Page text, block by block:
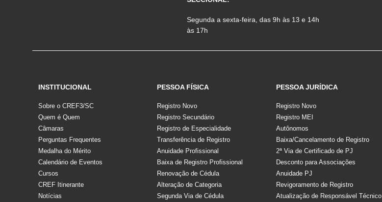
Segunda a sexta-feira, das 9h às 13 e 14h
às 17h
INSTITUCIONAL
Sobre o CREF3/SC
Quem é Quem
Câmaras
Perguntas Frequentes
Medalha do Mérito
Calendário de Eventos
Cursos
CREF Itinerante
Notícias
PESSOA FÍSICA
Registro Novo
Registro Secundário
Registro de Especialidade
Transferência de Registro
Anuidade Profissional
Baixa de Registro Profissional
Renovação de Cédula
Alteração de Categoria
Segunda Via de Cédula
PESSOA JURÍDICA
Registro Novo
Registro MEI
Autônomos
Baixa/Cancelamento de Registro
2ª Via de Certificado de PJ
Desconto para Associações
Anuidade PJ
Revigoramento de Registro
Atualização de Responsável Técnico